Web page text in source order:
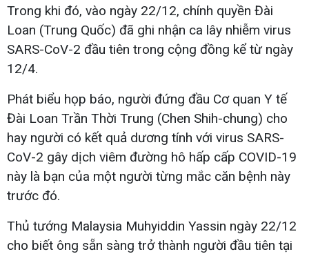
Trong khi đó, vào ngày 22/12, chính quyền Đài
Loan (Trung Quốc) đã ghi nhận ca lây nhiễm virus
SARS-CoV-2 đầu tiên trong cộng đồng kể từ ngày
12/4.
Phát biểu họp báo, người đứng đầu Cơ quan Y tế
Đài Loan Trần Thời Trung (Chen Shih-chung) cho
hay người có kết quả dương tính với virus SARS-
CoV-2 gây dịch viêm đường hô hấp cấp COVID-19
này là bạn của một người từng mắc căn bệnh này
trước đó.
Thủ tướng Malaysia Muhyiddin Yassin ngày 22/12
cho biết ông sẵn sàng trở thành người đầu tiên tại